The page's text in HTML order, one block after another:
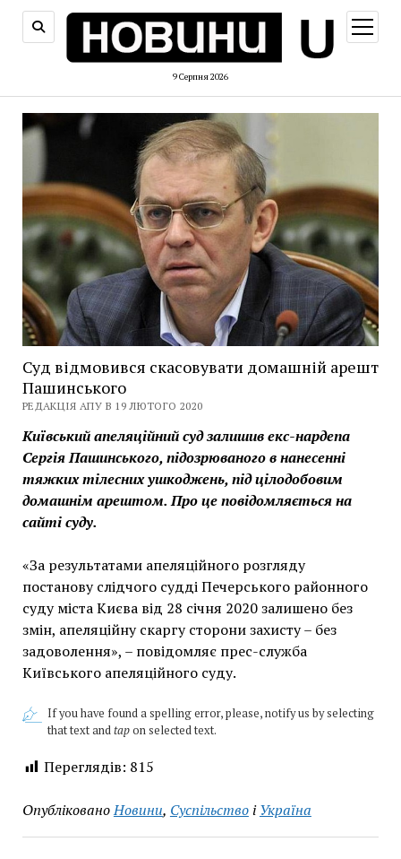
9 Серпня 2026
меню
Суд відмовився скасовувати домашній арешт
Пашинського
РЕДАКЦІЯ АПУ В 19 ЛЮТОГО 2020
Київський апеляційний суд залишив екс-нардепа
Сергія Пашинського, підозрюваного в нанесенні
тяжких тілесних ушкоджень, під цілодобовим
домашнім арештом. Про це повідомляється на
сайті суду.
«За результатами апеляційного розгляду
постанову слідчого судді Печерського районного
суду міста Києва від 28 січня 2020 залишено без
змін, апеляційну скаргу сторони захисту – без
задоволення», – повідомляє прес-служба
Київського апеляційного суду.
If you have found a spelling error, please, notify us by selecting
that text andtapon selected text.
Переглядів: 815
ОпублікованоНовини, СуспільствоіУкраїна